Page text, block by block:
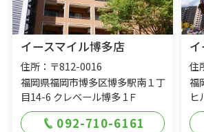
イースマイル博多店
住所：〒812-0016
福岡県福岡市博多区博多駅南１丁
目14-6 クレベール博多 1Ｆ
092-710-6161
住
福
ヒ